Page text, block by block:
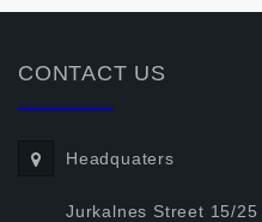
CONTACT US
Headquaters
Jurkalnes Street 15/25